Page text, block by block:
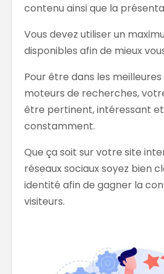
contenu ainsi que la
Vous devez utiliser un
disponibles afin de mieux
Pour être dans les
moteurs de recherches,
être pertinent, intéressant
constamment.
Que ça soit sur votre site
réseaux sociaux soyez bien
identité afin de gagner la
visiteurs.